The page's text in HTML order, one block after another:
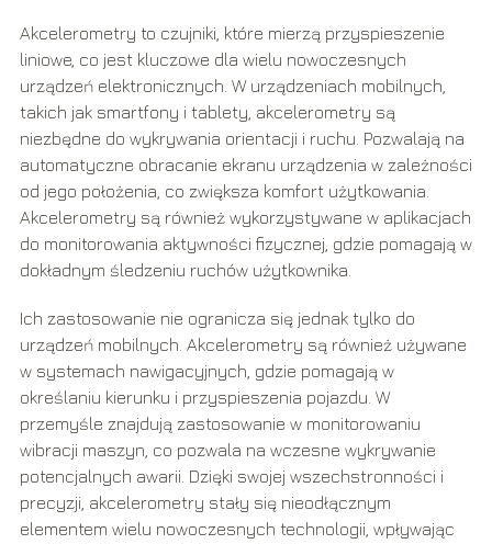
Akcelerometry to czujniki, które mierzą przyspieszenie
liniowe, co jest kluczowe dla wielu nowoczesnych
urządzeń elektronicznych. W urządzeniach mobilnych,
takich jak smartfony i tablety, akcelerometry są
niezbędne do wykrywania orientacji i ruchu. Pozwalają na
automatyczne obracanie ekranu urządzenia w zależności
od jego położenia, co zwiększa komfort użytkowania.
Akcelerometry są również wykorzystywane w aplikacjach
do monitorowania aktywności fizycznej, gdzie pomagają w
dokładnym śledzeniu ruchów użytkownika.
Ich zastosowanie nie ogranicza się jednak tylko do
urządzeń mobilnych. Akcelerometry są również używane
w systemach nawigacyjnych, gdzie pomagają w
określaniu kierunku i przyspieszenia pojazdu. W
przemyśle znajdują zastosowanie w monitorowaniu
wibracji maszyn, co pozwala na wczesne wykrywanie
potencjalnych awarii. Dzięki swojej wszechstronności i
precyzji, akcelerometry stały się nieodłącznym
elementem wielu nowoczesnych technologii, wpływając